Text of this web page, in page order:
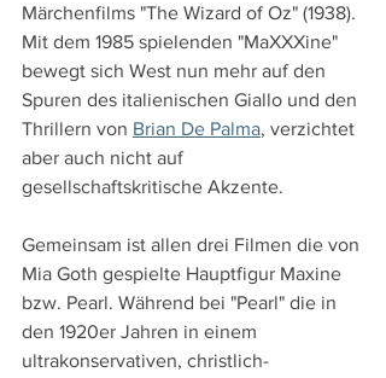
Märchenfilms "The Wizard of Oz" (1938).
Mit dem 1985 spielenden "MaXXXine"
bewegt sich West nun mehr auf den
Spuren des italienischen Giallo und den
Thrillern von Brian De Palma, verzichtet
aber auch nicht auf
gesellschaftskritische Akzente.
Gemeinsam ist allen drei Filmen die von
Mia Goth gespielte Hauptfigur Maxine
bzw. Pearl. Während bei "Pearl" die in
den 1920er Jahren in einem
ultrakonservativen, christlich-